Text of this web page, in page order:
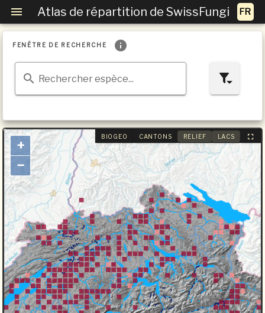
Atlas de répartition de SwissFungi
FENÊTRE DE RECHERCHE
Rechercher espèce...
BIOGEO CANTONS RELIEF LACS
+
−